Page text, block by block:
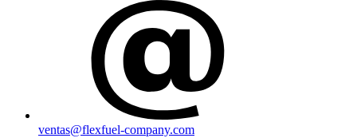
ventas@flexfuel-company.com